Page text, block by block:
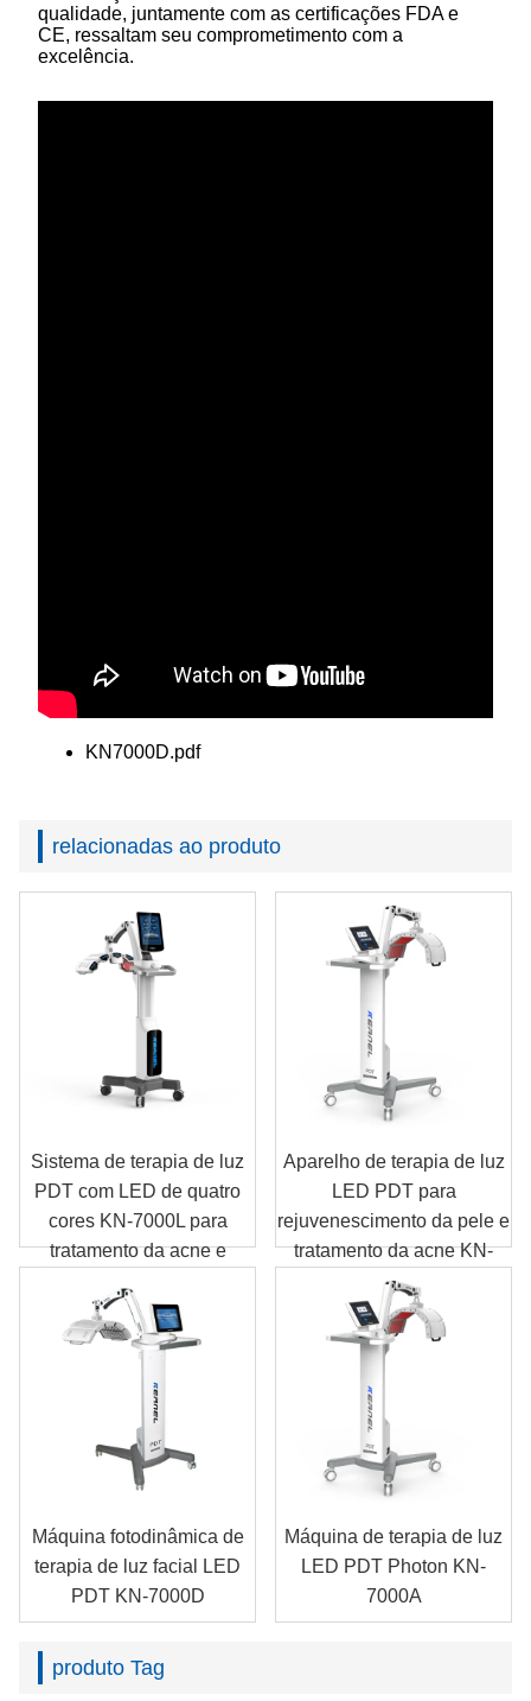
qualidade, juntamente com as certificações FDA e
CE, ressaltam seu comprometimento com a
excelência.
KN7000D.pdf
relacionadas ao produto
Sistema de terapia de luz
PDT com LED de quatro
cores KN-7000L para
tratamento da acne e
Aparelho de terapia de luz
LED PDT para
rejuvenescimento da pele e
tratamento da acne KN-
7000A
Máquina fotodinâmica de
terapia de luz facial LED
PDT KN-7000D
Máquina de terapia de luz
LED PDT Photon KN-
7000A
produto Tag